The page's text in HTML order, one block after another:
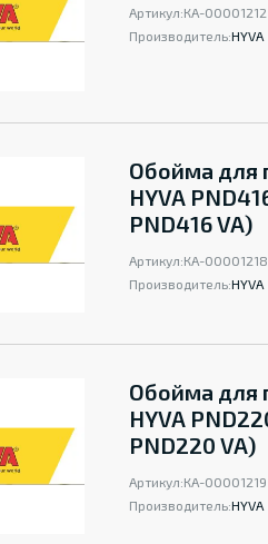
Артикул:КА-00001212
Производитель:HYVA
Обойма для
HYVA
PND416 VA)
Артикул:КА-00001218
Производитель:HYVA
Обойма для
HYVA
PND220 VA)
Артикул:КА-00001219
Производитель:HYVA